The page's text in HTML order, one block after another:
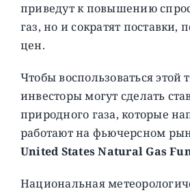
приведут к повышению
газ, но и сократят поставки,
цен.
Чтобы воспользоваться этой
инвесторы могут сделать
природного газа, которые
работают на фьючерсном
United States Natural Gas
Национальная